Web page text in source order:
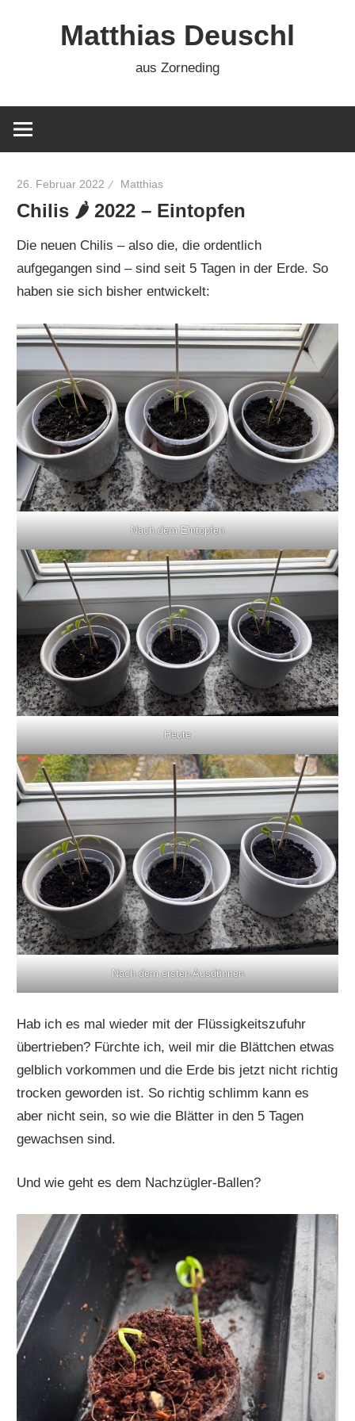
Matthias Deuschl
aus Zorneding
26. Februar 2022 Matthias
Chilis 🌶 2022 – Eintopfen
Die neuen Chilis – also die, die ordentlich
aufgegangen sind – sind seit 5 Tagen in der Erde. So
haben sie sich bisher entwickelt:
Nach dem Eintopfen
Heute
Nach dem ersten Ausdünnen
Hab ich es mal wieder mit der Flüssigkeitszufuhr
übertrieben? Fürchte ich, weil mir die Blättchen etwas
gelblich vorkommen und die Erde bis jetzt nicht richtig
trocken geworden ist. So richtig schlimm kann es
aber nicht sein, so wie die Blätter in den 5 Tagen
gewachsen sind.
Und wie geht es dem Nachzügler-Ballen?